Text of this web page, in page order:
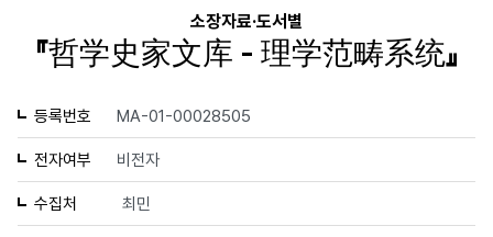
소장자료·도서별
『哲学史家文库 - 理学范畴系统』
등록번호 MA-01-00028505
전자여부 비전자
수집처 최민